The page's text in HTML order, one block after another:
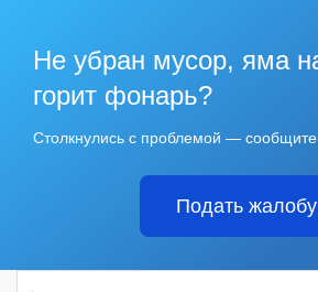
Не убран мусор, яма
горит фонарь?
Столкнулись с проблемой —
Подать жалобу